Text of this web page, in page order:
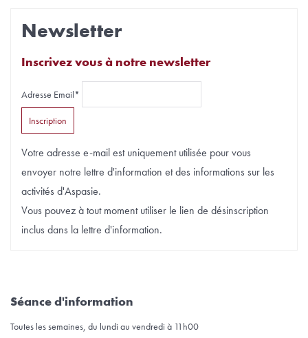
Newsletter
Inscrivez vous à notre newsletter
Adresse Email*
Votre adresse e-mail est uniquement utilisée pour vous
envoyer notre lettre d'information et des informations sur les
activités d'Aspasie.
Vous pouvez à tout moment utiliser le lien de désinscription
inclus dans la lettre d'information.
Séance d'information
Toutes les semaines, du lundi au vendredi à 11h00